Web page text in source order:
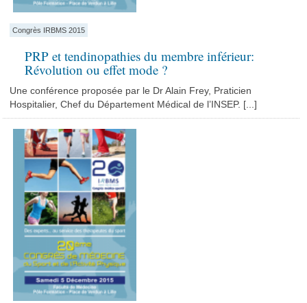
Congrès IRBMS 2015
PRP et tendinopathies du membre inférieur:
Révolution ou effet mode ?
Une conférence proposée par le Dr Alain Frey, Praticien
Hospitalier, Chef du Département Médical de l’INSEP. [...]